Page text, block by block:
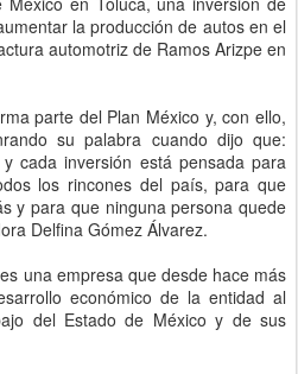
la producción de autos en el
automotriz de Ramos Arizpe en
parte del Plan México y, con ello,
su palabra cuando dijo que:
cada inversión está pensada para
los rincones del país, para que
y para que ninguna persona quede
Delfina Gómez Álvarez.
una empresa que desde hace más
económico de la entidad al
del Estado de México y de sus